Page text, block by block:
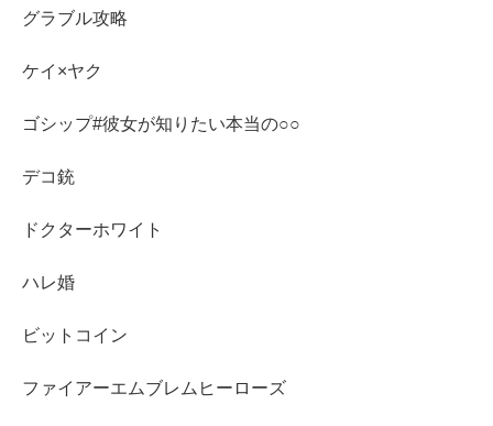
グラブル攻略
ケイ×ヤク
ゴシップ#彼女が知りたい本当の○○
デコ銃
ドクターホワイト
ハレ婚
ビットコイン
ファイアーエムブレムヒーローズ